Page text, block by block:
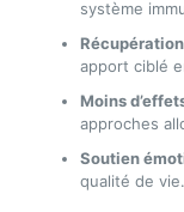
système
apport ciblé
Moins
approches
Soutien
qualité de vie.